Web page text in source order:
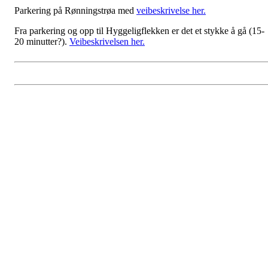
Parkering på Rønningstrøa med veibeskrivelse her.
Fra parkering og opp til Hyggeligflekken er det et stykke å gå (15-
20 minutter?). Veibeskrivelsen her.